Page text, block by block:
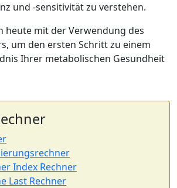
und -sensitivität zu verstehen.
heute mit der Verwendung des
um den ersten Schritt zu einem
Ihrer metabolischen Gesundheit
Index Rechner
Last Rechner